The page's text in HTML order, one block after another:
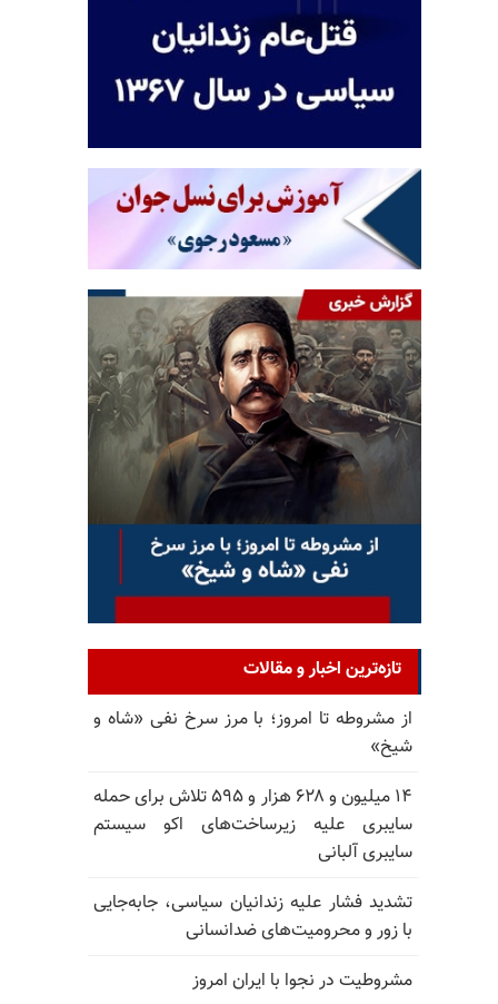
تازه‌ترین اخبار و مقالات
از مشروطه تا امروز؛ با مرز سرخ نفی «شاه و
شیخ»
۱۴ میلیون و ۶۲۸ هزار و ۵۹۵ تلاش برای حمله
سایبری علیه زیرساخت‌های اکو سیستم
سایبری آلبانی
تشدید فشار علیه زندانیان سیاسی، جابه‌جایی
با زور و محرومیت‌های ضدانسانی
مشروطیت در نجوا با ایران امروز